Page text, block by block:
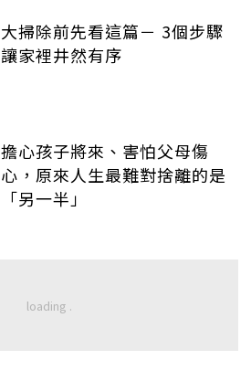
大掃除前先看這篇－ 3個步驟
讓家裡井然有序
擔心孩子將來、害怕父母傷
心，原來人生最難對捨離的是
「另一半」